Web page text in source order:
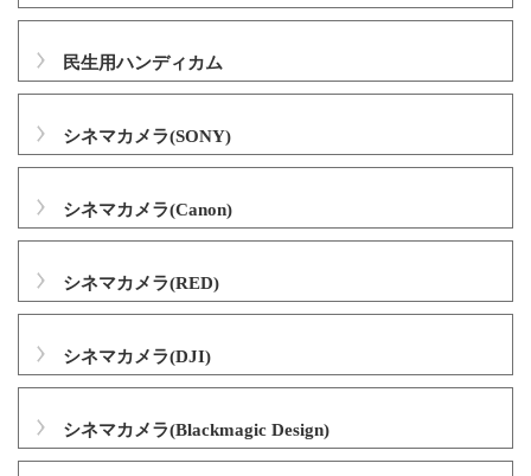
民生用ハンディカム
シネマカメラ(SONY)
シネマカメラ(Canon)
シネマカメラ(RED)
シネマカメラ(DJI)
シネマカメラ(Blackmagic Design)